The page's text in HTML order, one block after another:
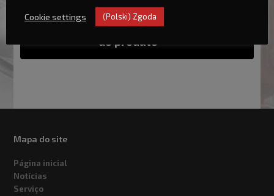
Baixar a ficha técnica
do produto
Mapa do site
Página inicial
Notícias
Serviço
Cookie settings (Polski) Zgoda